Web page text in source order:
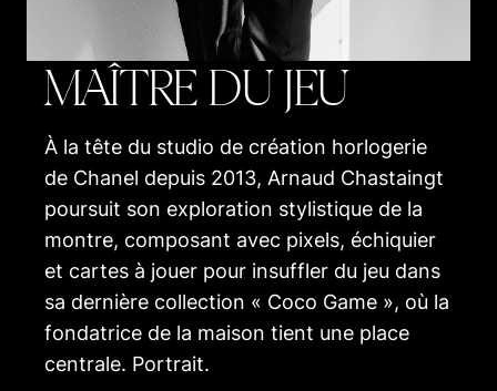
MAÎTRE DU JEU
À la tête du studio de création horlogerie
de Chanel depuis 2013, Arnaud Chastaingt
poursuit son exploration stylistique de la
montre, composant avec pixels, échiquier
et cartes à jouer pour insuffler du jeu dans
sa dernière collection « Coco Game », où la
fondatrice de la maison tient une place
centrale. Portrait.